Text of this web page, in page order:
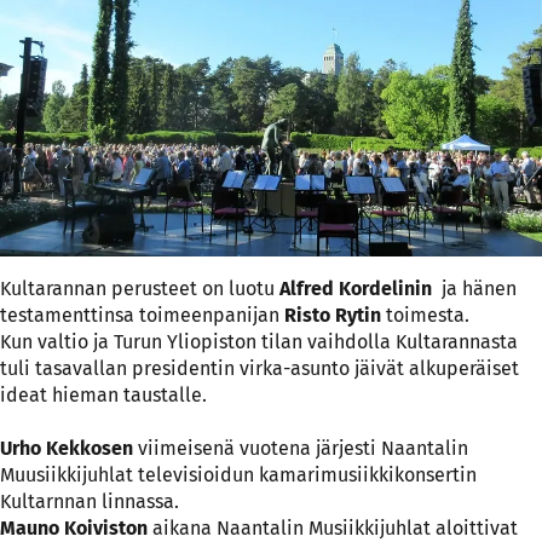
Kultarannan perusteet on luotu Alfred Kordelinin ja hänen
testamenttinsa toimeenpanijan Risto Rytin toimesta.
Kun valtio ja Turun Yliopiston tilan vaihdolla Kultarannasta
tuli tasavallan presidentin virka-asunto jäivät alkuperäiset
ideat hieman taustalle.
Urho Kekkosen viimeisenä vuotena järjesti Naantalin
Muusiikkijuhlat televisioidun kamarimusiikkikonsertin
Kultarnnan linnassa.
Mauno Koiviston aikana Naantalin Musiikkijuhlat aloittivat